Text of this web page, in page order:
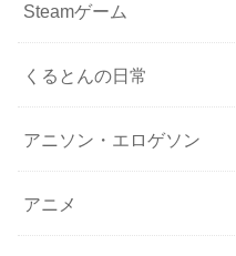
Steamゲーム
くるとんの日常
アニソン・エロゲソン
アニメ